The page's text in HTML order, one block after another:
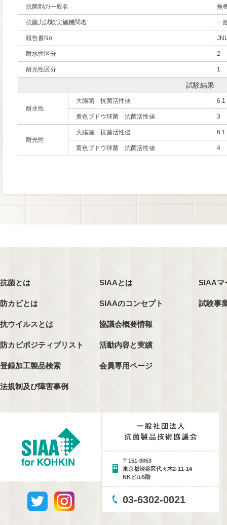
抗菌剤の一般名 無
抗菌力試験実施機関名 一
報告書No.
耐水性区分 2
耐光性区分 1
試験結果
耐水性
大腸菌 抗菌活性値 6.1
黄色ブドウ球菌 抗菌活性値 3
耐光性
大腸菌 抗菌活性値 6.1
黄色ブドウ球菌 抗菌活性値 4
抗菌とは
防カビとは
抗ウイルスとは
防カビポジティブリスト
登録加工製品検索
法規制及び障害事例
SIAAとは
SIAAのコンセプト
協議会概要情報
活動内容と実績
会員専用ページ
SIAAマ
試験事
〒151-0053
東京都渋谷区代々木2-11-14
NKビル5階
03-6302-0021